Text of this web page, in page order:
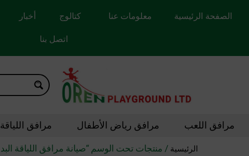
الصفحة الرئيسية معلومات عنا كتالوج أخبار
اتصل بنا
مرافق اللعب مرافق رياض الأطفال مرافق
الرئيسية / منتجات تحت الوسم “صيانة مرافق اللياقة